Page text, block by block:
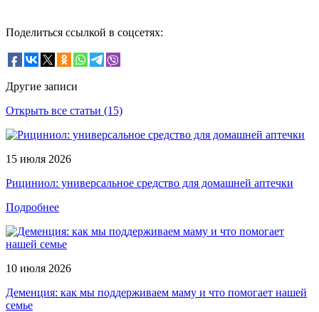
Поделиться ссылкой в соцсетях:
Другие записи
Открыть все статьи (15)
15 июля 2026
Рициниол: универсальное средство для домашней аптечки
Подробнее
10 июля 2026
Деменция: как мы поддерживаем маму и что помогает нашей
семье